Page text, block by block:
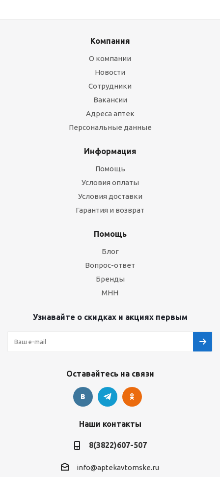
Компания
О компании
Новости
Сотрудники
Вакансии
Адреса аптек
Персональные данные
Информация
Помощь
Условия оплаты
Условия доставки
Гарантия и возврат
Помощь
Блог
Вопрос-ответ
Бренды
МНН
Узнавайте о скидках и акциях первым
Оставайтесь на связи
Наши контакты
8(3822)607-507
info@aptekavtomske.ru